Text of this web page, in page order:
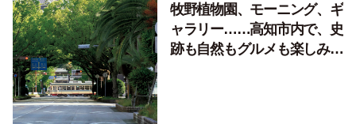
牧野植物園、モーニング、ギ
ャラリー……高知市内で、史
跡も自然もグルメも楽しみ尽